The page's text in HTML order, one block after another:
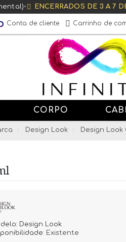
• ENCERRADOS DE 3 A 7
Conta de cliente Carrinho de
CORPO
Design Look Design
Design Look
Existente